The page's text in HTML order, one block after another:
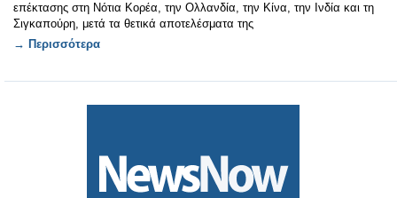
επέκτασης στη Νότια Κορέα, την Ολλανδία, την Κίνα, την Ινδία και τη
Σιγκαπούρη, μετά τα θετικά αποτελέσματα της
→ Περισσότερα